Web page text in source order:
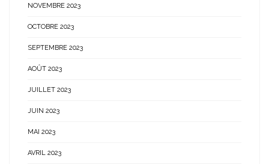
NOVEMBRE 2023
OCTOBRE 2023
SEPTEMBRE 2023
AOÛT 2023
JUILLET 2023
JUIN 2023
MAI 2023
AVRIL 2023